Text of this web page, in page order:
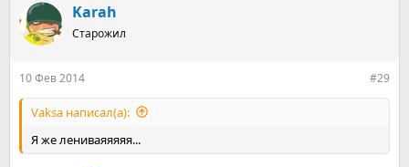
Karah
Старожил
10 Фев 2014 #29
Vaksa написал(а):
Я же лениваяяяяя...